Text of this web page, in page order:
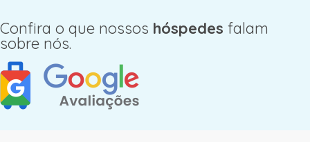
Confira o que nossos hóspedes falam
sobre nós.